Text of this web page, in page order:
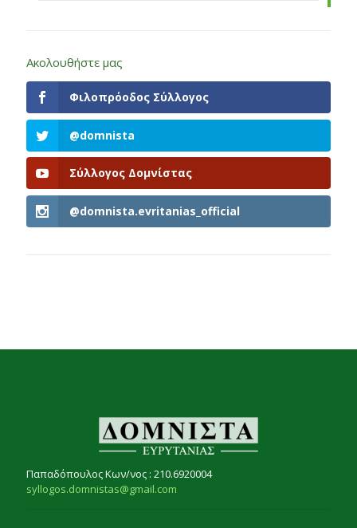
Ακολουθήστε μας
Φιλοπρόοδος Σύλλογος
@domnista
Σύλλογος Δομνίστας
@domnista.evritanias_official
Παπαδόπουλος Κων/νος : 210.6920004
syllogos.domnistas@gmail.com